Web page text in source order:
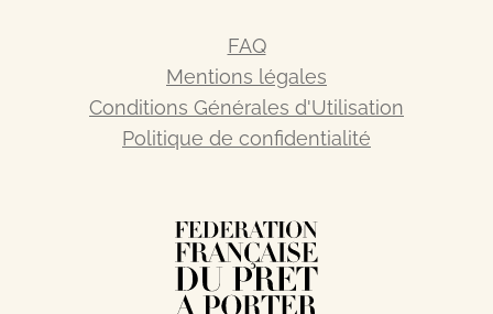
FAQ
Mentions légales
Conditions Générales d'Utilisation
Politique de confidentialité